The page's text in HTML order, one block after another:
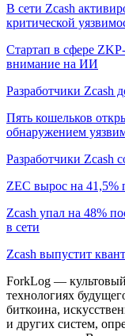
В сети Zcash
критической
Стартап в сфере
внимание на ИИ
Разработчики Zcash
Пять кошельков
обнаружением
Разработчики Zcash
ZEC вырос на 41,5%
Zcash упал на 48%
в сети
Zcash выпустит
ForkLog —
технологиях
биткоина,
и других систем,